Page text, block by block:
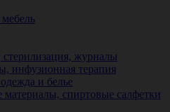
журналы
инфузионная терапия
и белье
материалы, спиртовые салфетки